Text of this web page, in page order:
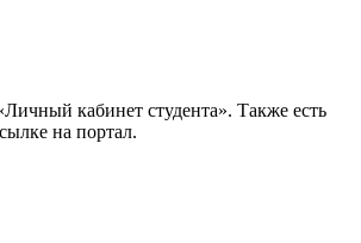
кабинет студента». Также есть
на портал.